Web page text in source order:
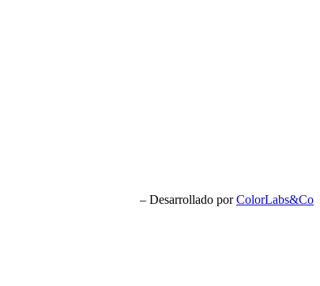
– Desarrollado porColorLabs&Co